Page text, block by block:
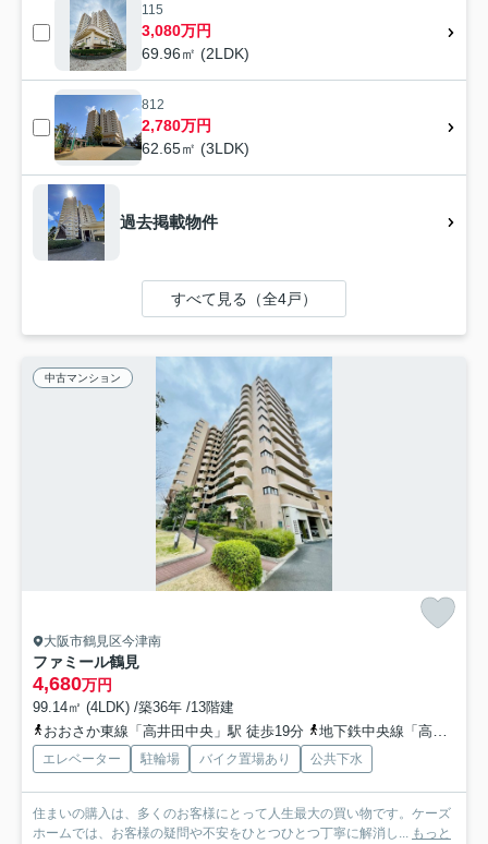
115
3,080万円
69.96㎡ (2LDK)
812
2,780万円
62.65㎡ (3LDK)
過去掲載物件
すべて見る（全4戸）
中古マンション
大阪市鶴見区今津南
ファミール鶴見
4,680万円
99.14㎡ (4LDK) /築36年 /13階建
おおさか東線「高井田中央」駅 徒歩19分
地下鉄中央線「高井田」駅 徒歩20分
エレベーター 駐輪場 バイク置場あり 公共下水
住まいの購入は、多くのお客様にとって人生最大の買い物です。ケーズ
ホームでは、お客様の疑問や不安をひとつひとつ丁寧に解消し... もっと